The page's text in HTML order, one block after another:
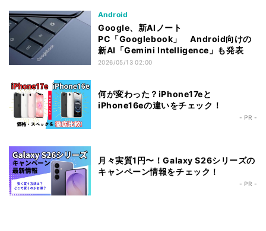
Android
Google、新AIノート
PC「Googlebook」 Android向けの
新AI「Gemini Intelligence」も発表
2026/05/13 02:00
何が変わった？iPhone17eと
iPhone16eの違いをチェック！
- PR -
月々実質1円〜！Galaxy S26シリーズの
キャンペーン情報をチェック！
- PR -